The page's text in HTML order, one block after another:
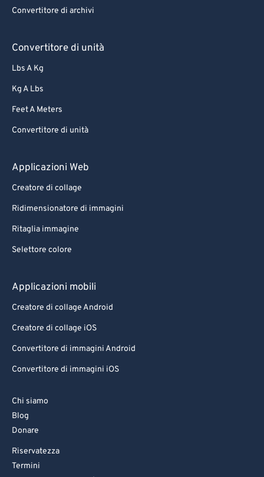
Convertitore di archivi
Convertitore di unità
Lbs A Kg
Kg A Lbs
Feet A Meters
Convertitore di unità
Applicazioni Web
Creatore di collage
Ridimensionatore di immagini
Ritaglia immagine
Selettore colore
Applicazioni mobili
Creatore di collage Android
Creatore di collage iOS
Convertitore di immagini Android
Convertitore di immagini iOS
Chi siamo
Blog
Donare
Riservatezza
Termini